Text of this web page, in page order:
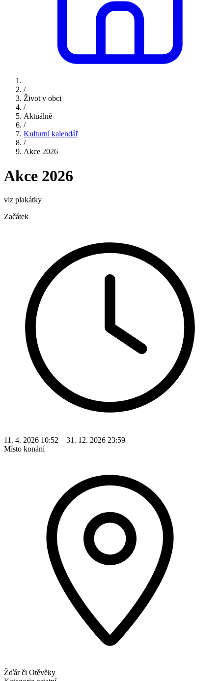
/
Život v obci
/
Aktuálně
/
Kulturní kalendář
/
Akce 2026
Akce 2026
viz plakátky
Začátek
11. 4. 2026 10:52 – 31. 12. 2026 23:59
Místo konání
Žďár či Otěvěky